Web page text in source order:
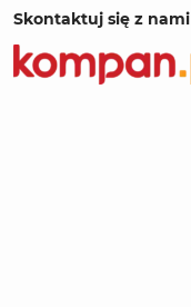
Skontaktuj się z nami